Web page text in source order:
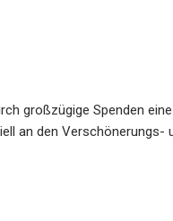
großzügige Spenden
an den Verschönerungs-